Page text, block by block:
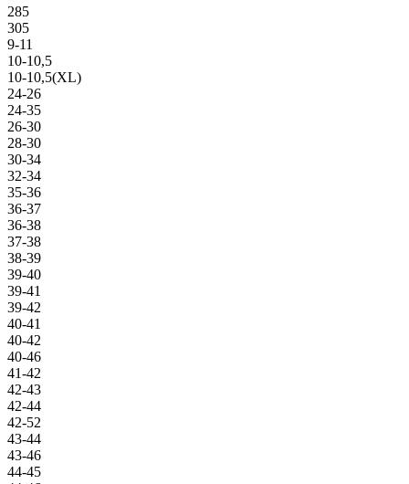
285
305
9-11
10-10,5
10-10,5(XL)
24-26
24-35
26-30
28-30
30-34
32-34
35-36
36-37
36-38
37-38
38-39
39-40
39-41
39-42
40-41
40-42
40-46
41-42
42-43
42-44
42-52
43-44
43-46
44-45